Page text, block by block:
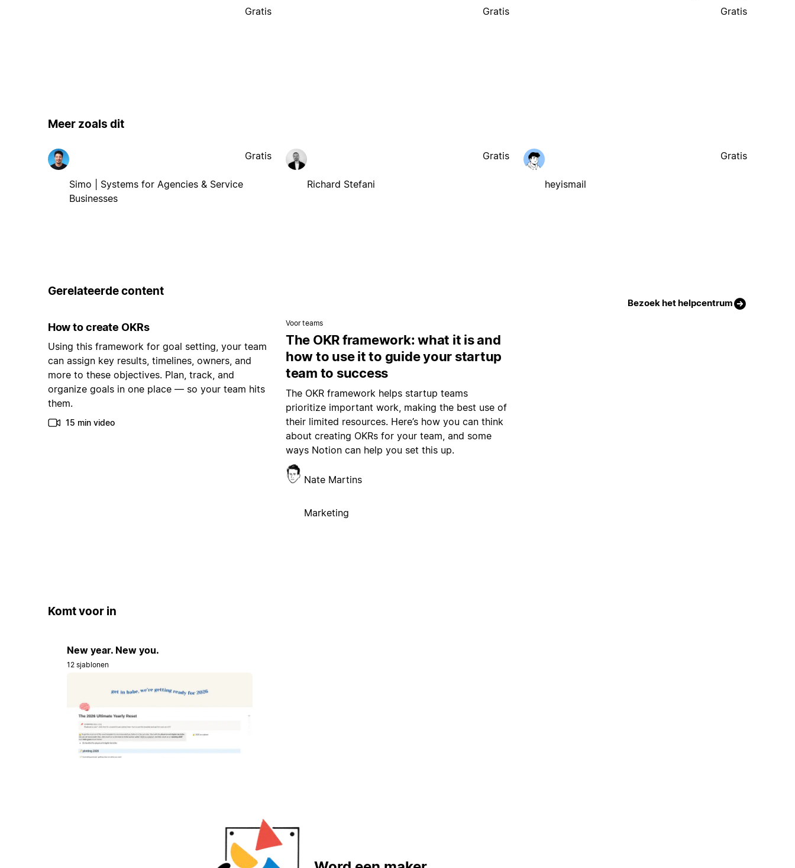
Gratis Gratis Gratis
Meer zoals dit
Simo | Systems for Agencies & Service
Businesses
Gratis
Richard Stefani
Gratis
heyismail
Gratis
Gerelateerde content
Bezoek het helpcentrum
How to create OKRs
Using this framework for goal setting, your team
can assign key results, timelines, owners, and
more to these objectives. Plan, track, and
organize goals in one place — so your team hits
them.
15 min video
Voor teams
The OKR framework: what it is and
how to use it to guide your startup
team to success
The OKR framework helps startup teams
prioritize important work, making the best use of
their limited resources. Here’s how you can think
about creating OKRs for your team, and some
ways Notion can help you set this up.
Nate Martins
Marketing
Komt voor in
New year. New you.
12 sjablonen